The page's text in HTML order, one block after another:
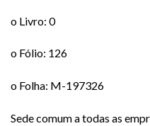
o Livro: 0
o Fólio: 126
o Folha: M-197326
Sede comum a todas as